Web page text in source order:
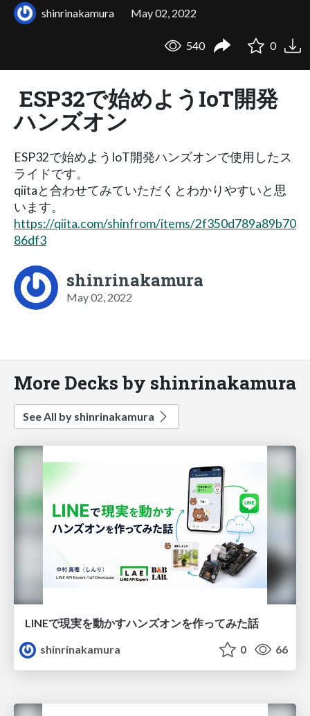
shinrinakamura May 02, 2022
540 0
ESP32で始めようIoT開発
ハンズオン
ESP32で始めようIoT開発ハンズオンで使用したス
ライドです。
qiitaと合わせてみていただくとわかりやすいと思
います。
https://qiita.com/shinfrom/items/2f350d789a89b70
86df3
shinrinakamura
May 02, 2022
More Decks by shinrinakamura
See All by shinrinakamura
LINEで現実を動かすハンズオンを作ってみた話
shinrinakamura
0 66